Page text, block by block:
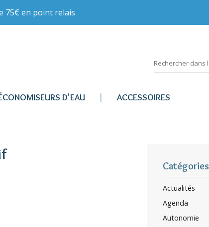
75€ en point relais
D'EAU ACCESSOIRES
Catégories
Actualités
Agenda
Autonomie